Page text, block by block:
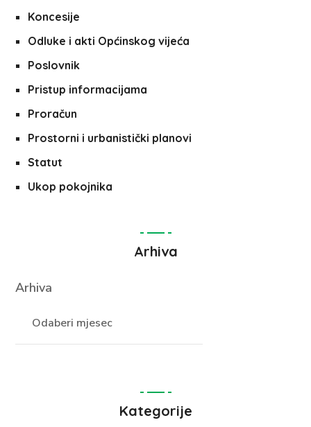
Koncesije
Odluke i akti Općinskog vijeća
Poslovnik
Pristup informacijama
Proračun
Prostorni i urbanistički planovi
Statut
Ukop pokojnika
Arhiva
Arhiva
Kategorije